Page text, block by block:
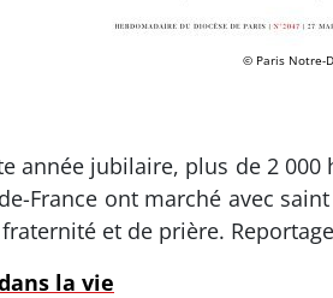
© Paris Notre-
année jubilaire, plus de 2 000
France ont marché avec
et de prière.
la vie